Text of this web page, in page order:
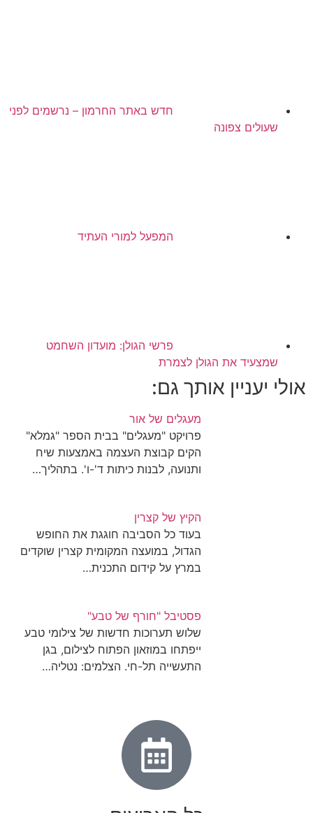
חדש באתר החרמון – נרשמים לפני
שעולים צפונה
המפעל למורי העתיד
פרשי הגולן: מועדון השחמט
שמצעיד את הגולן לצמרת
אולי יעניין אותך גם:
מעגלים של אור
פרויקט "מעגלים" בבית הספר "גמלא"
הקים קבוצת העצמה באמצעות שיח
ותנועה, לבנות כיתות ד'-ו'. בתהליך…
הקיץ של קצרין
בעוד כל הסביבה חוגגת את החופש
הגדול, במועצה המקומית קצרין שוקדים
במרץ על קידום התכנית…
פסטיבל "חורף של טבע"
שלוש תערוכות חדשות של צילומי טבע
ייפתחו במוזאון הפתוח לצילום, בגן
התעשייה תל-חי. הצלמים: נטליה…